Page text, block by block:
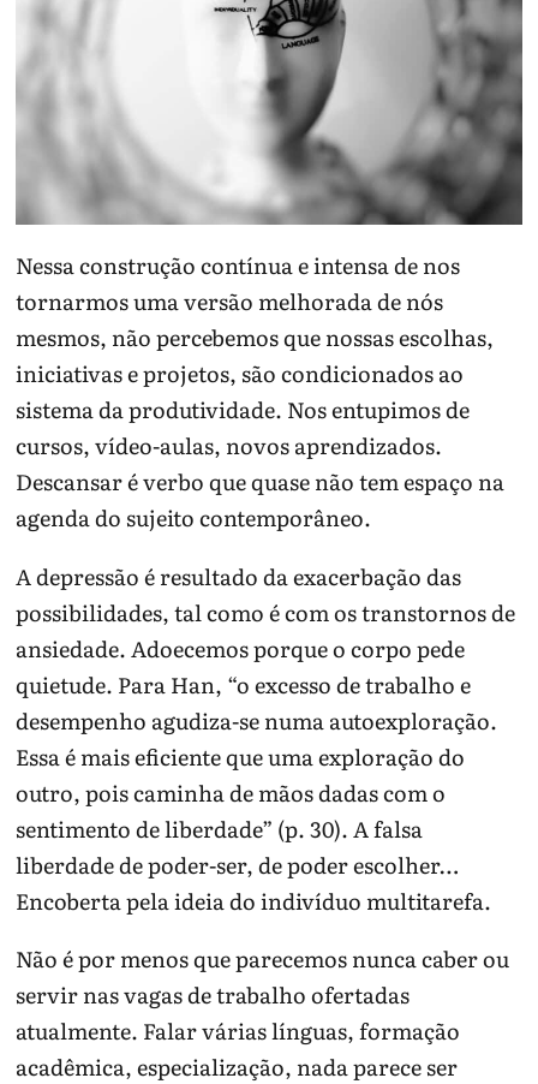
Nessa construção contínua e intensa de nos
tornarmos uma versão melhorada de nós
mesmos, não percebemos que nossas escolhas,
iniciativas e projetos, são condicionados ao
sistema da produtividade. Nos entupimos de
cursos, vídeo-aulas, novos aprendizados.
Descansar é verbo que quase não tem espaço na
agenda do sujeito contemporâneo.
A depressão é resultado da exacerbação das
possibilidades, tal como é com os transtornos de
ansiedade. Adoecemos porque o corpo pede
quietude. Para Han, “o excesso de trabalho e
desempenho agudiza-se numa autoexploração.
Essa é mais eficiente que uma exploração do
outro, pois caminha de mãos dadas com o
sentimento de liberdade” (p. 30). A falsa
liberdade de poder-ser, de poder escolher…
Encoberta pela ideia do indivíduo multitarefa.
Não é por menos que parecemos nunca caber ou
servir nas vagas de trabalho ofertadas
atualmente. Falar várias línguas, formação
acadêmica, especialização, nada parece ser